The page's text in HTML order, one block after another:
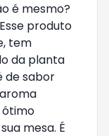
é mesmo?
produto
tem
da planta
de sabor
ótimo
mesa. É